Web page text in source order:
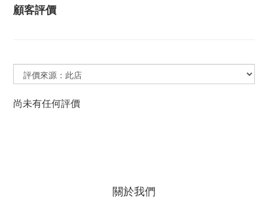
顧客評價
尚未有任何評價
關於我們